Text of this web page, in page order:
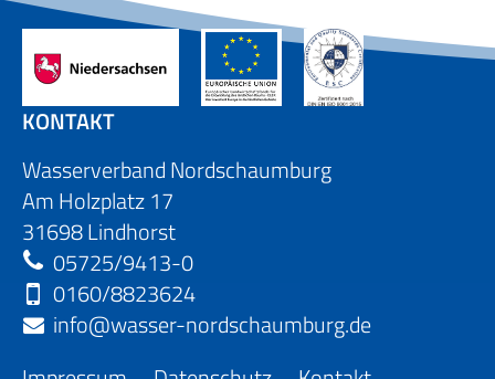
KONTAKT
Wasserverband Nordschaumburg
Am Holzplatz 17
31698 Lindhorst
05725/9413-0
0160/8823624
info@wasser-nordschaumburg.de